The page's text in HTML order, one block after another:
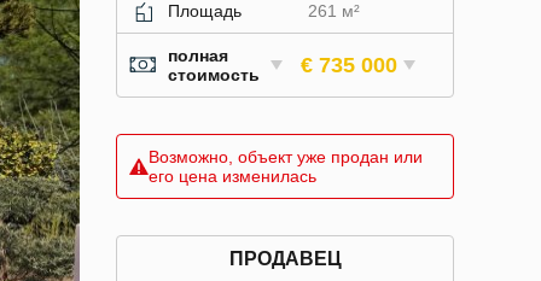
Площадь
261 м²
полная
стоимость
€ 735 000
Возможно, объект уже продан или
его цена изменилась
ПРОДАВЕЦ